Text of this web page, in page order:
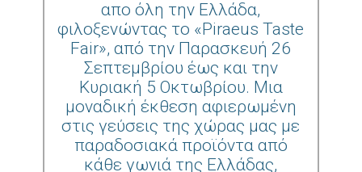
απο όλη την Ελλάδα,
φιλοξενώντας το «Piraeus Taste
Fair», από την Παρασκευή 26
Σεπτεμβρίου έως και την
Κυριακή 5 Οκτωβρίου. Μια
μοναδική έκθεση αφιερωμένη
στις γεύσεις της χώρας μας με
παραδοσιακά προϊόντα από
κάθε γωνιά της Ελλάδας,